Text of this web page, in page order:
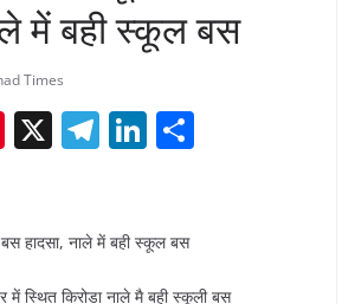
में बही स्कूल बस
Times
Pi
e
st
X T
gr
a
Li
e
dI
हादसा, नाले में बही स्कूल बस
स्थित किरोडा नाले मै बही स्कूली बस